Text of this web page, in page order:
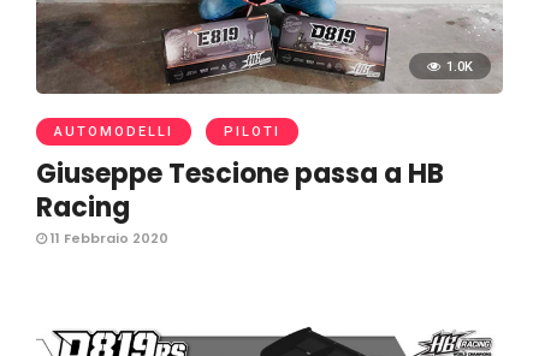
1.0K
AUTOMODELLI PILOTI
Giuseppe Tescione passa a HB
Racing
11 Febbraio 2020